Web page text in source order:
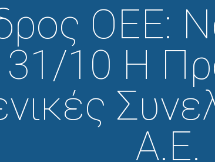
ΟΕΕ:
10 Η
Α.Ε.